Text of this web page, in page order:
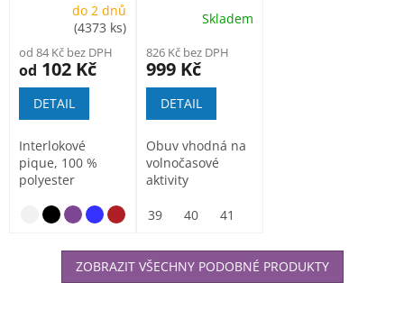
do 2 dnů
(4373 ks)
od 84 Kč bez DPH
od 102 Kč
DETAIL
Interlokové
pique, 100 %
polyester
Skladem
826 Kč bez DPH
999 Kč
DETAIL
Obuv vhodná na
volnočasové
aktivity
39 40 41
ZOBRAZIT VŠECHNY PODOBNÉ PRODUKTY